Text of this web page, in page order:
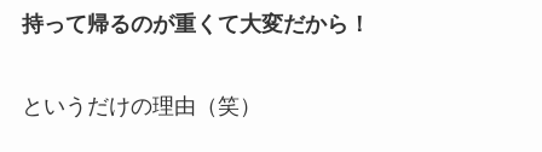
持って帰るのが重くて大変だから！
というだけの理由（笑）